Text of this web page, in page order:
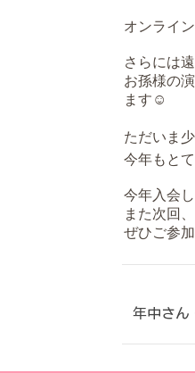
オンライ
さらには
お孫様の
ます☺️
ただいま
今年もと
今年入会
また次回
ぜひご参
年中さん